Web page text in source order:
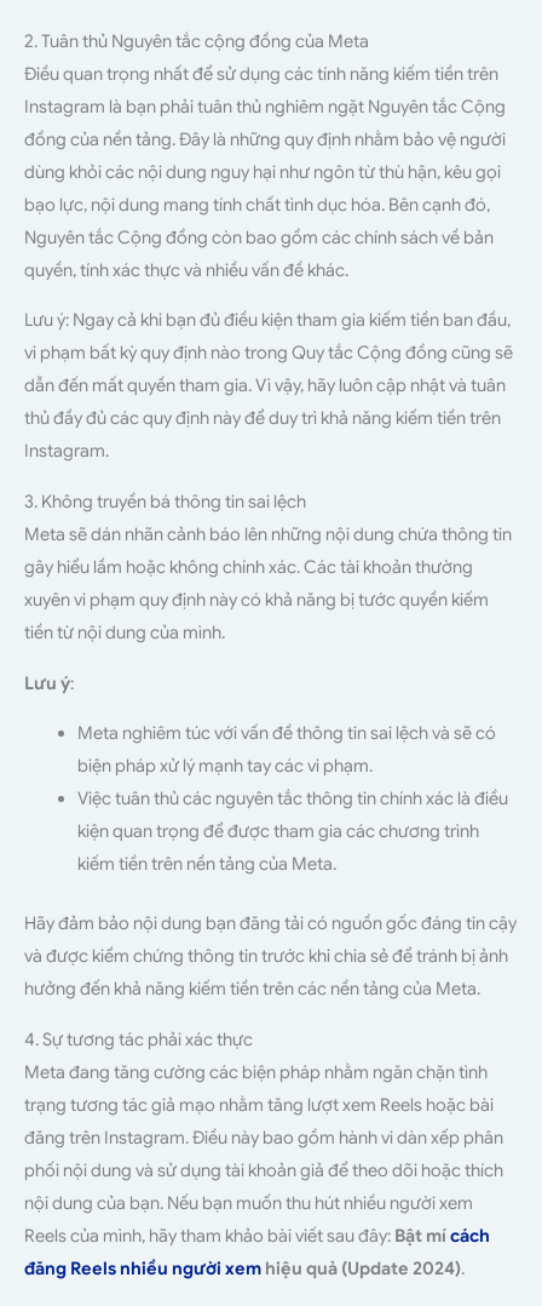
2. Tuân thủ Nguyên tắc cộng đồng của Meta
Điều quan trọng nhất để sử dụng các tính năng kiếm tiền trên
Instagram là bạn phải tuân thủ nghiêm ngặt Nguyên tắc Cộng
đồng của nền tảng. Đây là những quy định nhằm bảo vệ người
dùng khỏi các nội dung nguy hại như ngôn từ thù hận, kêu gọi
bạo lực, nội dung mang tính chất tình dục hóa. Bên cạnh đó,
Nguyên tắc Cộng đồng còn bao gồm các chính sách về bản
quyền, tính xác thực và nhiều vấn đề khác.
Lưu ý: Ngay cả khi bạn đủ điều kiện tham gia kiếm tiền ban đầu,
vi phạm bất kỳ quy định nào trong Quy tắc Cộng đồng cũng sẽ
dẫn đến mất quyền tham gia. Vì vậy, hãy luôn cập nhật và tuân
thủ đầy đủ các quy định này để duy trì khả năng kiếm tiền trên
Instagram.
3. Không truyền bá thông tin sai lệch
Meta sẽ dán nhãn cảnh báo lên những nội dung chứa thông tin
gây hiểu lầm hoặc không chính xác. Các tài khoản thường
xuyên vi phạm quy định này có khả năng bị tước quyền kiếm
tiền từ nội dung của mình.
Lưu ý:
Meta nghiêm túc với vấn đề thông tin sai lệch và sẽ có
biện pháp xử lý mạnh tay các vi phạm.
Việc tuân thủ các nguyên tắc thông tin chính xác là điều
kiện quan trọng để được tham gia các chương trình
kiếm tiền trên nền tảng của Meta.
Hãy đảm bảo nội dung bạn đăng tải có nguồn gốc đáng tin cậy
và được kiểm chứng thông tin trước khi chia sẻ để tránh bị ảnh
hưởng đến khả năng kiếm tiền trên các nền tảng của Meta.
4. Sự tương tác phải xác thực
Meta đang tăng cường các biện pháp nhằm ngăn chặn tình
trạng tương tác giả mạo nhằm tăng lượt xem Reels hoặc bài
đăng trên Instagram. Điều này bao gồm hành vi dàn xếp phân
phối nội dung và sử dụng tài khoản giả để theo dõi hoặc thích
nội dung của bạn. Nếu bạn muốn thu hút nhiều người xem
Reels của mình, hãy tham khảo bài viết sau đây: Bật mícách
đăng Reels nhiều người xem hiệu quả (Update 2024).